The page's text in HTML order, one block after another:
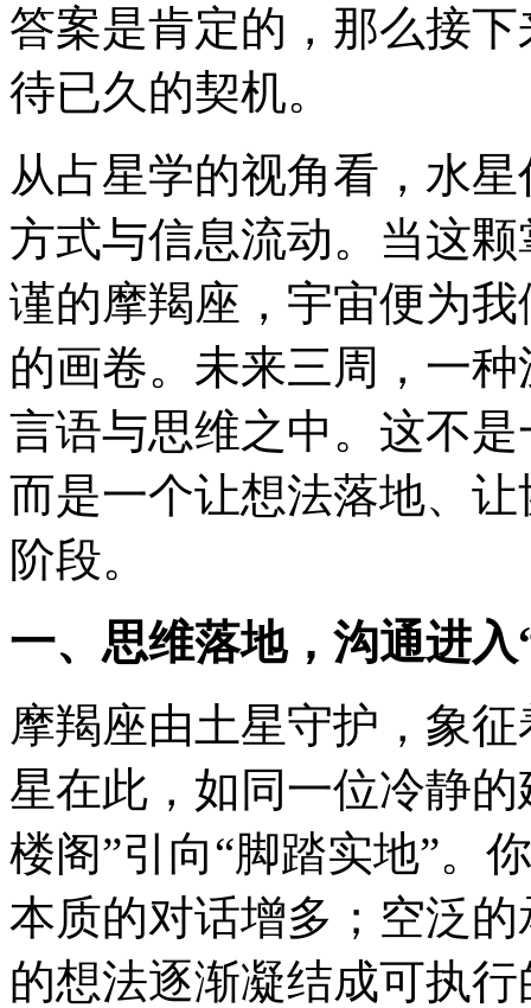
答案是肯定的，那么接
待已久的契机。
从占星学的视角看，水
方式与信息流动。当这
谨的摩羯座，宇宙便为
的画卷。未来三周，一
言语与思维之中。这不
而是一个让想法落地、
阶段。
一、思维落地，沟通进
摩羯座由土星守护，象
星在此，如同一位冷静
楼阁”引向“脚踏实地”。
本质的对话增多；空泛
的想法逐渐凝结成可执